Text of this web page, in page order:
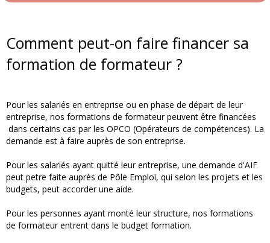
Comment peut-on faire financer sa
formation de formateur ?
Pour les salariés en entreprise ou en phase de départ de leur
entreprise, nos formations de formateur peuvent être financées
dans certains cas par les OPCO (Opérateurs de compétences). La
demande est à faire auprès de son entreprise.
Pour les salariés ayant quitté leur entreprise, une demande d'AIF
peut petre faite auprès de Pôle Emploi, qui selon les projets et les
budgets, peut accorder une aide.
Pour les personnes ayant monté leur structure, nos formations
de formateur entrent dans le budget formation.